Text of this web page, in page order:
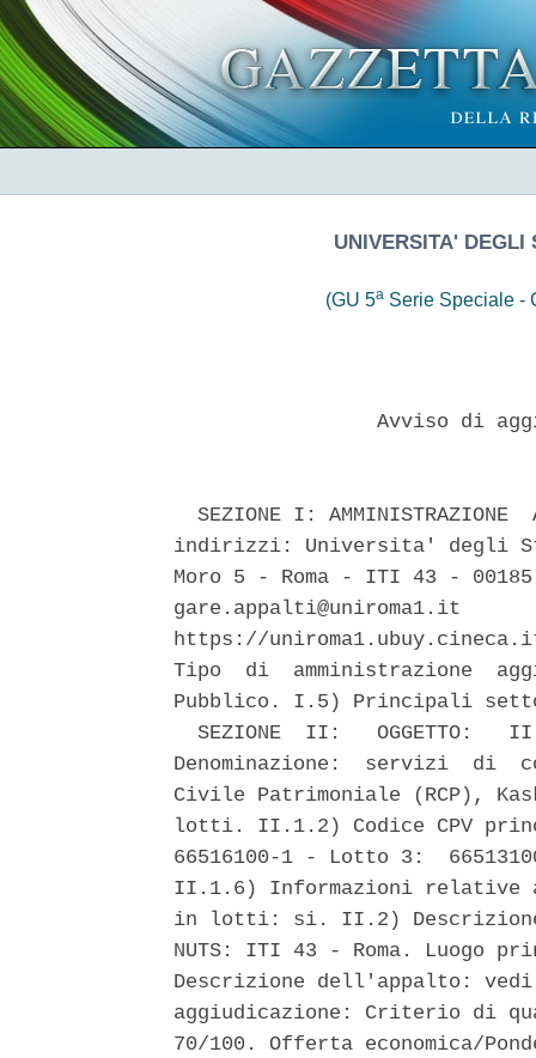
UNIVERSITA'
(GU 5a Serie Speciale -
Avviso di
SEZIONE I: AMMINISTRAZIONE
indirizzi: Universita' degli
Moro 5 - Roma - ITI 43 -
gare.appalti@uniroma1.it
https://
Tipo  di  amministrazione
Pubblico. I.5) Principali
SEZIONE  II:   OGGETTO:
Denominazione:  servizi  di
Civile Patrimoniale (RCP),
lotti. II.1.2) Codice CPV
66516100-1 - Lotto 3:
II.1.6) Informazioni relative
in lotti: si. II.2)
NUTS: ITI 43 - Roma. Luogo
Descrizione dell'appalto:
aggiudicazione: Criterio di
70/100. Offerta economica/